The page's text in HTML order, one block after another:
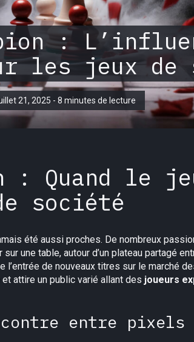
:
les jeux de
21, 2025 - 8 minutes de lecture
: Quand le
société
été aussi proches. De nombreux
une table, autour d’un plateau partagé
l’entrée de nouveaux titres sur le marché
attire un public varié allant des joueurs
entre